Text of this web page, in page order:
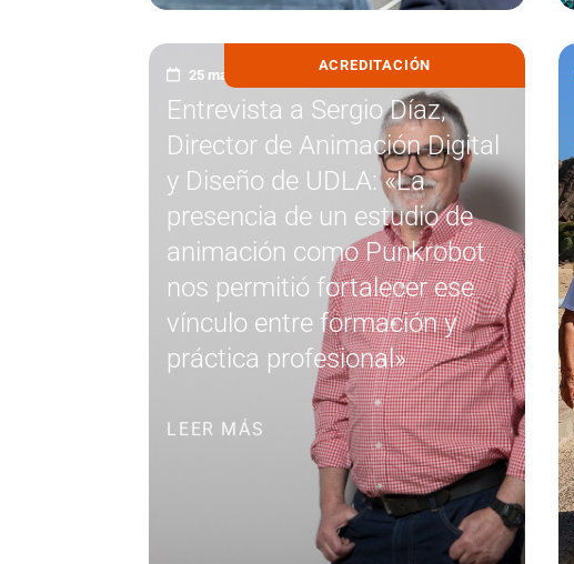
ACREDITACIÓN
25 marzo, 2026
Entrevista a Sergio Díaz,
Director de Animación Digital
y Diseño de UDLA: «La
presencia de un estudio de
animación como Punkrobot
nos permitió fortalecer ese
vínculo entre formación y
práctica profesional»
LEER MÁS